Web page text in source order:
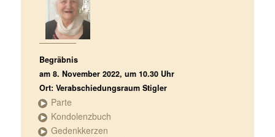
Begräbnis
am 8. November 2022, um 10.30 Uhr
Ort: Verabschiedungsraum Stigler
Parte
Kondolenzbuch
Gedenkkerzen